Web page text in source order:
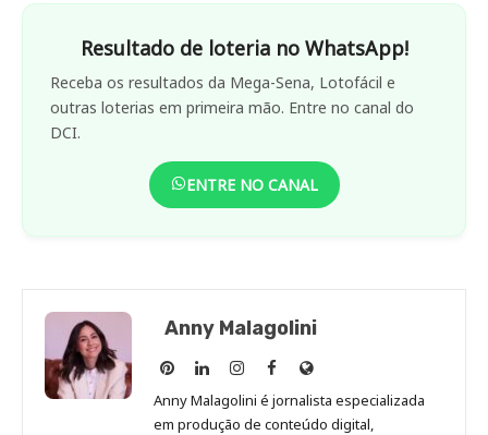
Resultado de loteria no WhatsApp!
Receba os resultados da Mega-Sena, Lotofácil e
outras loterias em primeira mão. Entre no canal do
DCI.
ENTRE NO CANAL
Anny Malagolini
Anny
Malagolini
no
Anny
Malagolini
no
Anny
Malagolini
no
Anny
Malagolini
no
Site
de
Anny
Anny Malagolini é jornalista especializada
em produção de conteúdo digital,